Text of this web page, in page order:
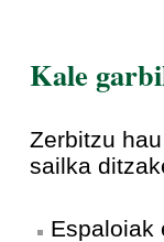
Kale
Zerbitzu
sailka
Espaloiak